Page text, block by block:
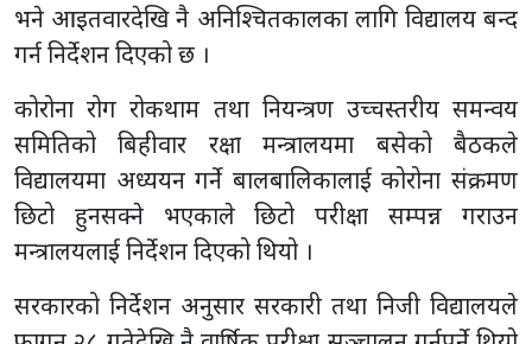
भने आइतवारदेखि नै अनिश्चितकालका लागि विद्यालय बन्द
गर्न निर्देशन दिएको छ ।
कोरोना रोग रोकथाम तथा नियन्त्रण उच्चस्तरीय समन्वय
समितिको बिहीवार रक्षा मन्त्रालयमा बसेको बैठकले
विद्यालयमा अध्ययन गर्ने बालबालिकालाई कोरोना संक्रमण
छिटो हुनसक्ने भएकाले छिटो परीक्षा सम्पन्न गराउन
मन्त्रालयलाई निर्देशन दिएको थियो ।
सरकारको निर्देशन अनुसार सरकारी तथा निजी विद्यालयले